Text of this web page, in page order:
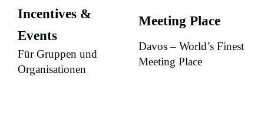
Incentives &
Events
Für Gruppen und
Organisationen
Meeting Place
Davos – World’s Finest
Meeting Place